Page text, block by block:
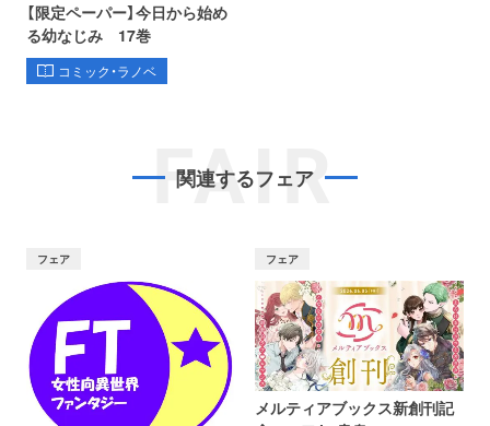
【限定ペーパー】今日から始め
る幼なじみ 17巻
コミック・ラノベ
FAIR
関連するフェア
フェア フェア
メルティアブックス新創刊記